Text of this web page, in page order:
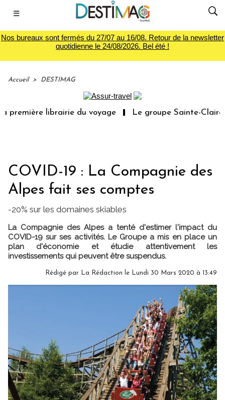
☰
Nos bureaux sont fermés du 27/07 au 16/08. Retour de la newsletter
quotidienne le 24/08/2026. Bel été !
Accueil > DESTIMAG
librairie du voyage Le groupe Sainte-Claire
COVID-19 : La Compagnie des
Alpes fait ses comptes
-20% sur les domaines skiables
La Compagnie des Alpes a tenté d'estimer l'impact du
COVID-19 sur ses activités. Le Groupe a mis en place un
plan d'économie et étudie attentivement les
investissements qui peuvent être suspendus.
Rédigé par La Rédaction le Lundi 30 Mars 2020 à 13:49